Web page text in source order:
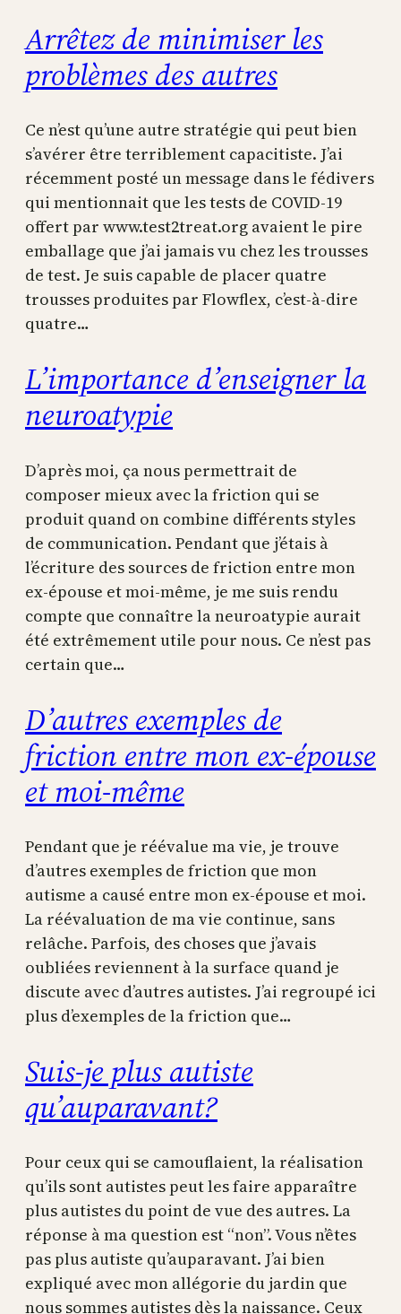
Arrêtez de minimiser les
problèmes des autres
Ce n’est qu’une autre stratégie qui peut bien
s’avérer être terriblement capacitiste. J’ai
récemment posté un message dans le fédivers
qui mentionnait que les tests de COVID-19
offert par www.test2treat.org avaient le pire
emballage que j’ai jamais vu chez les trousses
de test. Je suis capable de placer quatre
trousses produites par Flowflex, c’est-à-dire
quatre…
L’importance d’enseigner la
neuroatypie
D’après moi, ça nous permettrait de
composer mieux avec la friction qui se
produit quand on combine différents styles
de communication. Pendant que j’étais à
l’écriture des sources de friction entre mon
ex-épouse et moi-même, je me suis rendu
compte que connaître la neuroatypie aurait
été extrêmement utile pour nous. Ce n’est pas
certain que…
D’autres exemples de
friction entre mon ex-épouse
et moi-même
Pendant que je réévalue ma vie, je trouve
d’autres exemples de friction que mon
autisme a causé entre mon ex-épouse et moi.
La réévaluation de ma vie continue, sans
relâche. Parfois, des choses que j’avais
oubliées reviennent à la surface quand je
discute avec d’autres autistes. J’ai regroupé ici
plus d’exemples de la friction que…
Suis-je plus autiste
qu’auparavant?
Pour ceux qui se camouflaient, la réalisation
qu’ils sont autistes peut les faire apparaître
plus autistes du point de vue des autres. La
réponse à ma question est “non”. Vous n’êtes
pas plus autiste qu’auparavant. J’ai bien
expliqué avec mon allégorie du jardin que
nous sommes autistes dès la naissance. Ceux